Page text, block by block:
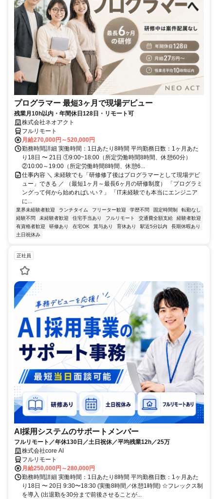
プログラマー 最短3ヶ月で現場デビュー
残業月10h以内・年間休日128日・リモート可
株式会社ネオアクト
フルリモート
月給270,000円～520,000円
勤務時間詳細 実働時間：1日あたり8時間 平均勤務日数：1ヶ月あた
り18日 〜 21日 ①9:00~18:00（所定労働時間8時間、休憩60分）
②10:00～19:00（所定労働時間8時間、休憩6...
仕事内容 ＼ 未経験でも「研修修了後はプログラマーとして現場デビ
ュー」できる ／ （最短1ヶ月～最長6ヶ月の研修制度） 「プログラミ
ングって何から始めればいい？」 「IT未経験でも本当にエンジニア
に...
業界未経験者歓迎 ランチタイム フリーター歓迎 学歴不問 固定時間制
転勤なし
経験不問
未経験者歓迎 住宅手当あり フルリモート 交通費全額支給
経験者歓迎
有資格者歓迎
研修あり 在宅OK 賞与あり 育休あり 駅近5分以内
長期休暇あり
土日祝休み
正社員
AI採用システムのサポートメンバー
フルリモート／年休130日／土日祝休／平均残業12h／25万
株式会社core AI
フルリモート
月給250,000円～280,000円
勤務時間詳細 実働時間：1日あたり8時間 平均勤務日数：1ヶ月あた
り18日 〜 20日 9:30〜18:30 (実働8時間／休憩1時間) ☆フレックス制
を導入 (出退勤を30分まで前後させることが...